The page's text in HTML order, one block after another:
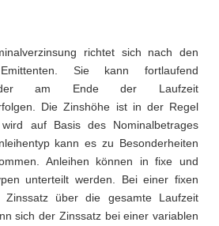
richtet sich nach den
Sie kann fortlaufend
oder am Ende der Laufzeit
Die Zinshöhe ist in der Regel
auf Basis des Nominalbetrages
kann es zu Besonderheiten
Anleihen können in fixe und
unterteilt werden. Bei einer fixen
Zinssatz über die gesamte Laufzeit
sich der Zinssatz bei einer variablen